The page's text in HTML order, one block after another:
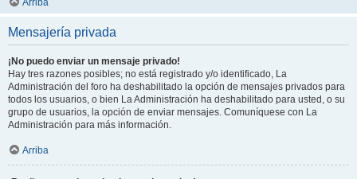
Arriba
Mensajería privada
¡No puedo enviar un mensaje privado!
Hay tres razones posibles; no está registrado y/o identificado, La
Administración del foro ha deshabilitado la opción de mensajes privados para
todos los usuarios, o bien La Administración ha deshabilitado para usted, o su
grupo de usuarios, la opción de enviar mensajes. Comuníquese con La
Administración para más información.
Arriba